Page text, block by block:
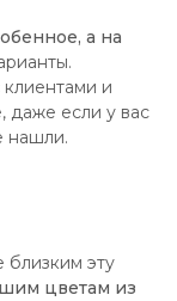
а на
и
даже если у вас
нашли.
близким эту
цветам из